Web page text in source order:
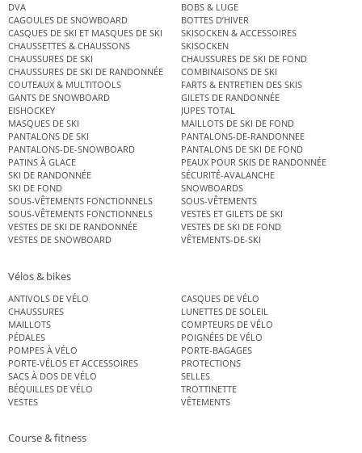
DVA
BOBS & LUGE
CAGOULES DE SNOWBOARD
BOTTES D’HIVER
CASQUES DE SKI ET MASQUES DE SKI
SKISOCKEN & ACCESSOIRES
CHAUSSETTES & CHAUSSONS
SKISOCKEN
CHAUSSURES DE SKI
CHAUSSURES DE SKI DE FOND
CHAUSSURES DE SKI DE RANDONNÉE
COMBINAISONS DE SKI
COUTEAUX & MULTITOOLS
FARTS & ENTRETIEN DES SKIS
GANTS DE SNOWBOARD
GILETS DE RANDONNÉE
EISHOCKEY
JUPES TOTAL
MASQUES DE SKI
MAILLOTS DE SKI DE FOND
PANTALONS DE SKI
PANTALONS-DE-RANDONNEE
PANTALONS-DE-SNOWBOARD
PANTALONS DE SKI DE FOND
PATINS À GLACE
PEAUX POUR SKIS DE RANDONNÉE
SKI DE RANDONNÉE
SÉCURITÉ-AVALANCHE
SKI DE FOND
SNOWBOARDS
SOUS-VÊTEMENTS FONCTIONNELS
SOUS-VÊTEMENTS
SOUS-VÊTEMENTS FONCTIONNELS
VESTES ET GILETS DE SKI
VESTES DE SKI DE RANDONNÉE
VESTES DE SKI DE FOND
VESTES DE SNOWBOARD
VÊTEMENTS-DE-SKI
Vélos & bikes
ANTIVOLS DE VÉLO
CASQUES DE VÉLO
CHAUSSURES
LUNETTES DE SOLEIL
MAILLOTS
COMPTEURS DE VÉLO
PÉDALES
POIGNÉES DE VÉLO
POMPES À VÉLO
PORTE-BAGAGES
PORTE-VÉLOS ET ACCESSOIRES
PROTECTIONS
SACS À DOS DE VÉLO
SELLES
BÉQUILLES DE VÉLO
TROTTINETTE
VESTES
VÊTEMENTS
Course & fitness